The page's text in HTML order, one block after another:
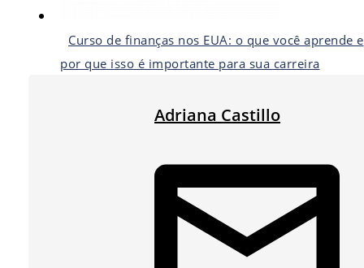
Curso de finanças nos EUA: o que você aprende e
por que isso é importante para sua carreira
Adriana Castillo